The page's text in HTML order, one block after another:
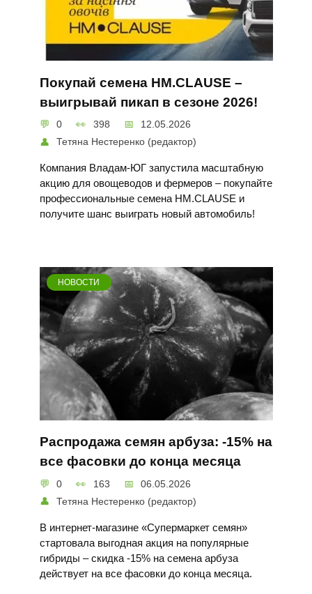
Покупай семена HM.CLAUSE –
выигрывай пикап в сезоне 2026!
0 398
12.05.2026
Тетяна Нестеренко (редактор)
Компания Владам-ЮГ запустила масштабную
акцию для овощеводов и фермеров – покупайте
профессиональные семена HM.CLAUSE и
получите шанс выиграть новый автомобиль!
НОВОСТИ
Распродажа семян арбуза: -15% на
все фасовки до конца месяца
0 163
06.05.2026
Тетяна Нестеренко (редактор)
В интернет-магазине «Супермаркет семян»
стартовала выгодная акция на популярные
гибриды – скидка -15% на семена арбуза
действует на все фасовки до конца месяца.